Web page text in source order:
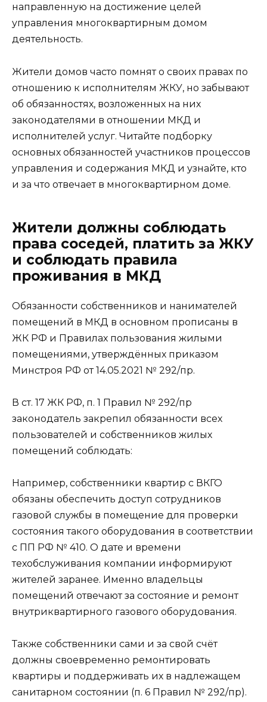
направленную на достижение целей
управления многоквартирным домом
деятельность.
Жители домов часто помнят о своих правах по
отношению к исполнителям ЖКУ, но забывают
об обязанностях, возложенных на них
законодателями в отношении МКД и
исполнителей услуг. Читайте подборку
основных обязанностей участников процессов
управления и содержания МКД и узнайте, кто
и за что отвечает в многоквартирном доме.
Жители должны соблюдать
права соседей, платить за ЖКУ
и соблюдать правила
проживания в МКД
Обязанности собственников и нанимателей
помещений в МКД в основном прописаны в
ЖК РФ и Правилах пользования жилыми
помещениями, утверждённых приказом
Минстроя РФ от 14.05.2021 № 292/пр.
В ст. 17 ЖК РФ, п. 1 Правил № 292/пр
законодатель закрепил обязанности всех
пользователей и собственников жилых
помещений соблюдать:
Например, собственники квартир с ВКГО
обязаны обеспечить доступ сотрудников
газовой службы в помещение для проверки
состояния такого оборудования в соответствии
с ПП РФ № 410. О дате и времени
техобслуживания компании информируют
жителей заранее. Именно владельцы
помещений отвечают за состояние и ремонт
внутриквартирного газового оборудования.
Также собственники сами и за свой счёт
должны своевременно ремонтировать
квартиры и поддерживать их в надлежащем
санитарном состоянии (п. 6 Правил № 292/пр).